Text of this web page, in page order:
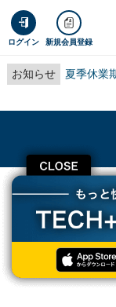
ログイン 新規会員登録
お知らせ 夏季休業
TECH+ テクノロジー
ルネサス、BLE対応の